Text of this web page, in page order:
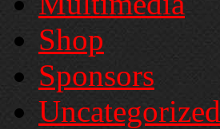
Shop
Sponsors
Uncategorized